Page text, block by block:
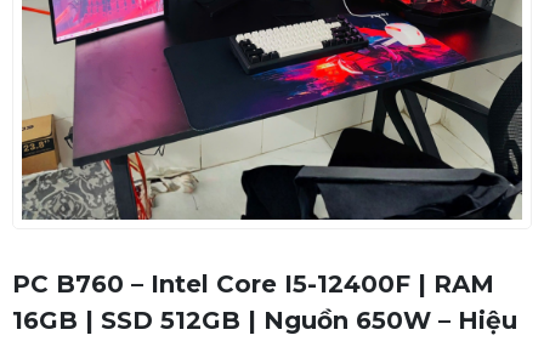
PC B760 – Intel Core I5-12400F | RAM
16GB | SSD 512GB | Nguồn 650W – Hiệu